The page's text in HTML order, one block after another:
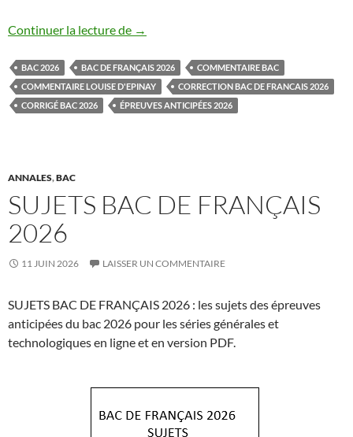
Continuer la lecture de BAC DE FRANÇAIS CORRIGÉS 2026
→
BAC 2026 BAC DE FRANÇAIS 2026
COMMENTAIRE BAC
COMMENTAIRE LOUISE D'EPINAY
CORRECTION BAC DE FRANCAIS 2026
CORRIGÉ BAC 2026
ÉPREUVES ANTICIPÉES 2026
ANNALES,BAC
SUJETS BAC DE FRANÇAIS
2026
11 JUIN 2026 LAISSER UN COMMENTAIRE
SUJETS BAC DE FRANÇAIS 2026 : les sujets des épreuves
anticipées du bac 2026 pour les séries générales et
technologiques en ligne et en version PDF.